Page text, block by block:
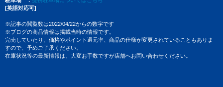
[英語対応可]
※記事の閲覧数は2022/04/22からの数字です
※ブログの商品情報は掲載当時の情報です。
完売していたり、価格やポイント還元率、商品の仕様が変更されていることもありま
すので、予めご了承ください。
在庫状況等の最新情報は、大変お手数ですが店舗へお問い合わせください。